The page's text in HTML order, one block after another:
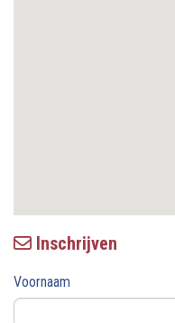
Inschrijven
Voornaam